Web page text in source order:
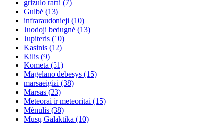
grizulo ratai (7)
Gulbė (13)
infraraudonieji (10)
Juodoji bedugnė (13)
Jupiteris (10)
Kasinis (12)
Kilis (9)
Kometa (31)
Magelano debesys (15)
marsaeigiai (38)
Marsas (23)
Meteorai ir meteoritai (15)
Mėnulis (38)
Mūsų Galaktika (10)